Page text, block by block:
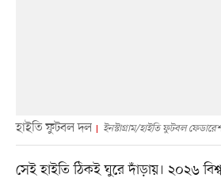
হাইতি ফুটবল দল ইনস্টাগ্রাম/হাইতি ফুটবল
সেই হাইতি ঠিকই ঘুরে দাঁড়ায়। ২০২৬